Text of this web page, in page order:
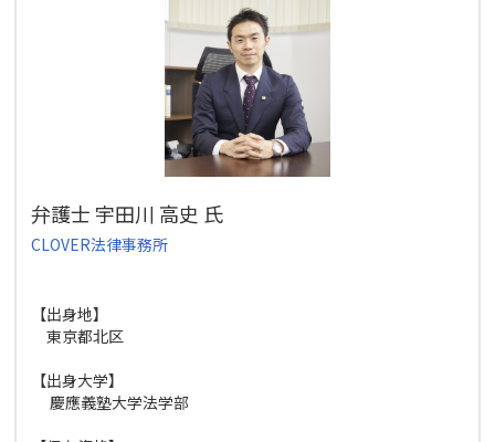
弁護士 宇田川 高史 氏
CLOVER法律事務所
【出身地】
東京都北区
【出身大学】
慶應義塾大学法学部